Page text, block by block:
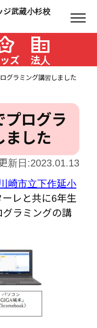
ジ武蔵小杉校
ズ
corporate_fare
法人
グラミング講習しました
プログラ
ました
新日:2023.01.13
崎市立下作延小
レと共に6年生
ラミングの講